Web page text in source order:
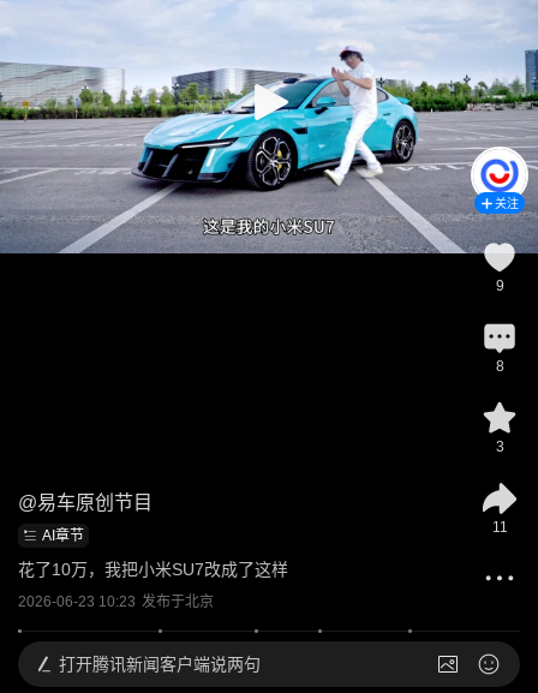
@易车原创节目
AI章节
花了10万，我把小米SU7改成了这样
2026-06-23 10:23 发布于北京
关注
9
8
3
11
打开腾讯新闻客户端说两句